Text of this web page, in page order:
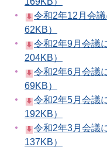
令和2年12月会
62KB）
令和2年9月会議
204KB）
令和2年6月会議
69KB）
令和2年5月会議
192KB）
令和2年3月会議
137KB）